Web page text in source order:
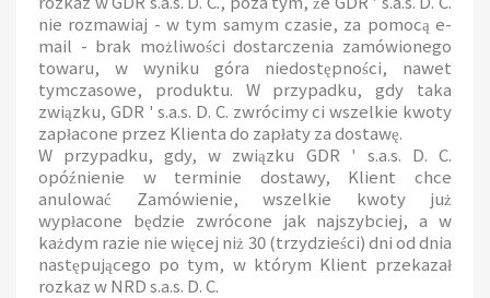
nie rozmawiaj - w tym samym czasie, za pomocą e-
mail - brak możliwości dostarczenia zamówionego
towaru, w wyniku góra niedostępności, nawet
tymczasowe, produktu. W przypadku, gdy taka
związku, GDR ' s.a.s. D. C. zwrócimy ci wszelkie kwoty
zapłacone przez Klienta do zapłaty za dostawę.
W przypadku, gdy, w związku GDR ' s.a.s. D. C.
opóźnienie w terminie dostawy, Klient chce
anulować Zamówienie, wszelkie kwoty już
wypłacone będzie zwrócone jak najszybciej, a w
każdym razie nie więcej niż 30 (trzydzieści) dni od dnia
następującego po tym, w którym Klient przekazał
rozkaz w NRD s.a.s. D. C.